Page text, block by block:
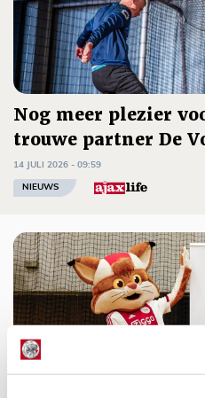
Nog meer plezier
trouwe partner De
14 JULI 2026 - 09:59
NIEUWS